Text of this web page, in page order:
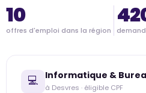
10
offres d'emploi dans la région
💻 Informatique &
à Desvres · éligible CPF